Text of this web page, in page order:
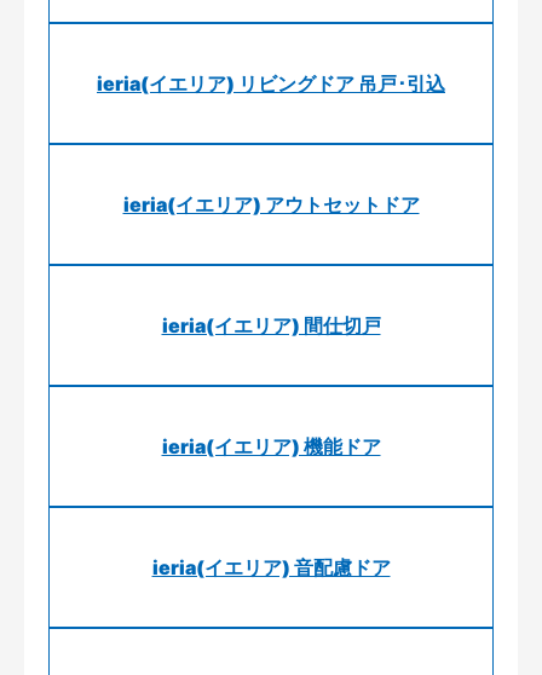
ieria(イエリア) リビングドア 吊戸･引込
ieria(イエリア) アウトセットドア
ieria(イエリア) 間仕切戸
ieria(イエリア) 機能ドア
ieria(イエリア) 音配慮ドア